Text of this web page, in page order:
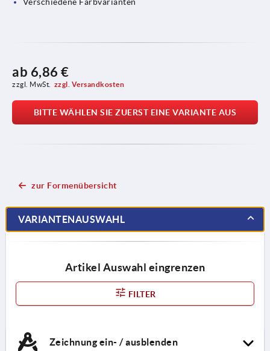
ab 6,86 €
zzgl. MwSt. zzgl. Versandkosten
BITTE WÄHLEN SIE ZUERST EINE VARIANTE AUS
zur Formenübersicht
VARIANTENAUSWAHL
Artikel Auswahl eingrenzen
FILTER
Zeichnung ein- / ausblenden